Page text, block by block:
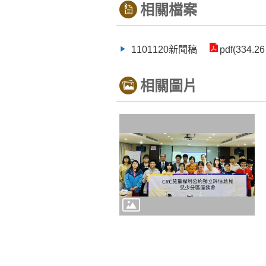
相關檔案
1101120新聞稿
相關圖片